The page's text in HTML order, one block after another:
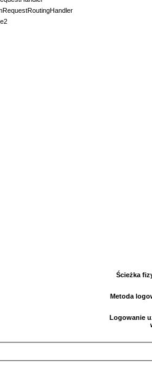
Ścieżka
Metoda
Logowanie